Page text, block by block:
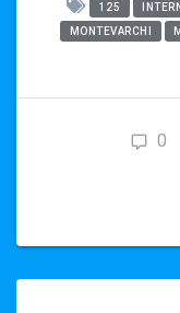
125
MONTEVARCHI
0